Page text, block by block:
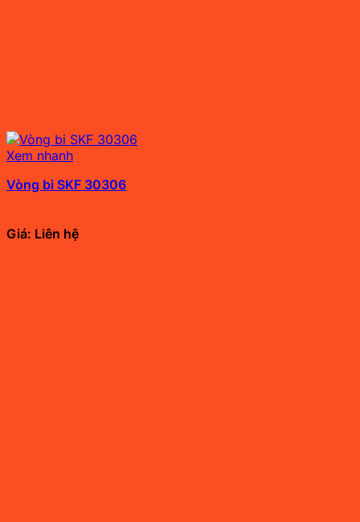
Xem nhanh
Vòng bi SKF 30306
Giá: Liên hệ